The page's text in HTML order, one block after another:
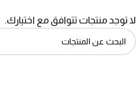
لا توجد منتجات تتوافق مع اختيارك.